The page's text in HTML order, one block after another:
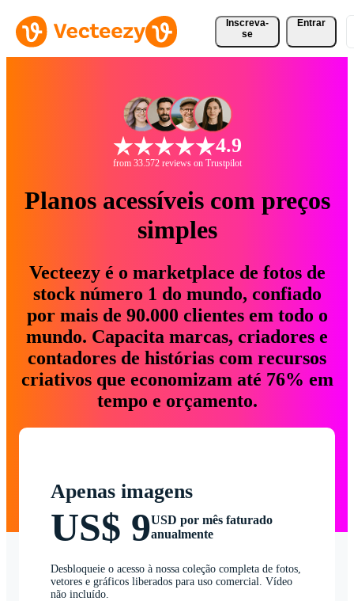
Inscreva-
se
Entrar
4.9
from 33.572 reviews on Trustpilot
Planos acessíveis com preços
simples
Vecteezy é o marketplace de fotos de
stock número 1 do mundo, confiado
por mais de 90.000 clientes em todo o
mundo. Capacita marcas, criadores e
contadores de histórias com recursos
criativos que economizam até 76% em
tempo e orçamento.
Apenas imagens
US$ 9USD por mês faturado
anualmente
Desbloqueie o acesso à nossa coleção completa de fotos,
vetores e gráficos liberados para uso comercial. Vídeo
não incluído.